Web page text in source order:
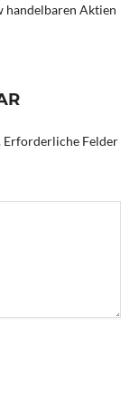
handelbaren Aktien
Erforderliche Felder